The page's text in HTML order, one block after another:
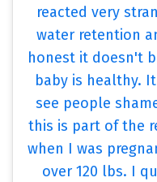
reacted very
water retention
honest it doesn't
baby is healthy.
see people
this is part of the
when I was
over 120 lbs. I